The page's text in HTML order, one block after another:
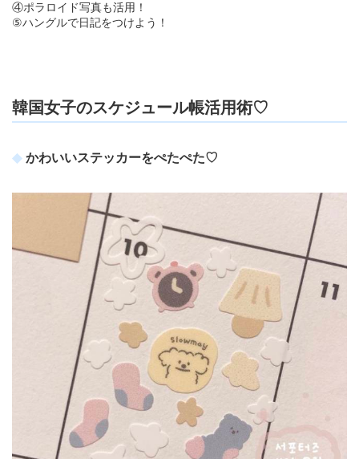
④ポラロイド写真も活用！
⑤ハングルで日記をつけよう！
韓国女子のスケジュール帳活用術♡
かわいいステッカーをぺたぺた♡